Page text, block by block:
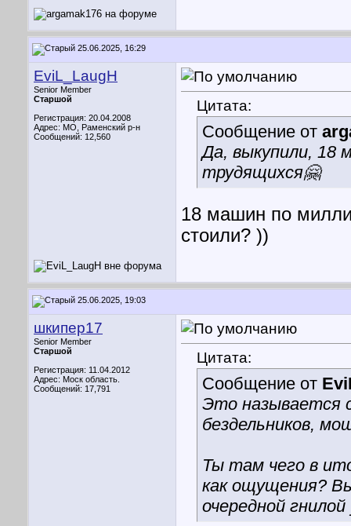
25.06.2025, 16:29
EviL_LaugH
Senior Member
Старшой
Регистрация: 20.04.2008
Адрес: МО, Раменский р-н
Сообщений: 12,560
Цитата:
Сообщение от
Да, выкупили, 18
трудящихся🤗
18 машин по
стоили? ))
25.06.2025, 19:03
шкипер17
Senior Member
Старшой
Регистрация: 11.04.2012
Адрес: Моск область.
Сообщений: 17,791
Цитата:
Сообщение от
Это называется
бездельников,
Ты там чего в
как ощущения?
очередной гнилой